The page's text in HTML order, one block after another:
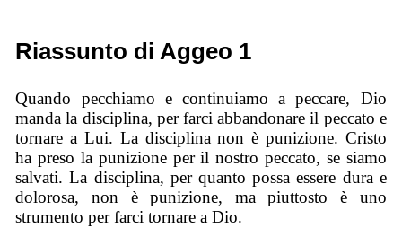
Riassunto di Aggeo 1
Quando pecchiamo e continuiamo a peccare, Dio
manda la disciplina, per farci abbandonare il peccato e
tornare a Lui. La disciplina non è punizione. Cristo
ha preso la punizione per il nostro peccato, se siamo
salvati. La disciplina, per quanto possa essere dura e
dolorosa, non è punizione, ma piuttosto è uno
strumento per farci tornare a Dio.